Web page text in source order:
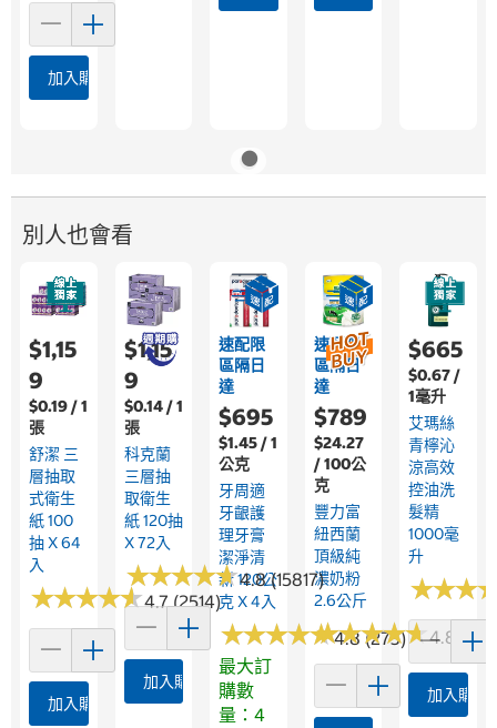
加入購物車
別人也會看
$1,15
9
$0.19 / 1
張
舒潔 三
層抽取
式衛生
紙 100
抽 X 64
入
★★★★★
★★★★★4.7 (2514)
加入購物車
$1,15
9
$0.14 / 1
張
科克蘭
三層抽
取衛生
紙 120抽
X 72入
★★★★★
★★★★★4.8 (15817)
加入購物車
速配限
區隔日
達
$695
$1.45 / 1
公克
牙周適
牙齦護
理牙膏
潔淨清
新 120公
克 X 4入
★★★★★
★★★★★4.8 (273)
最大訂
購數
量：4
速配限
區隔日
達
$789
$24.27
/ 100公
克
豐力富
紐西蘭
頂級純
濃奶粉
2.6公斤
★★★★★
★★★★★4.8
$665
$0.67 /
1毫升
艾瑪絲
青檸沁
涼高效
控油洗
髮精
1000毫
升
★★★
★★★
加入購物